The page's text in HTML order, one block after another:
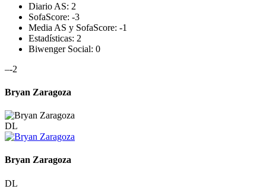
Diario AS: 2
SofaScore: -3
Media AS y SofaScore: -1
Estadísticas: 2
Biwenger Social: 0
–-2
Bryan Zaragoza
DL
Bryan Zaragoza
DL